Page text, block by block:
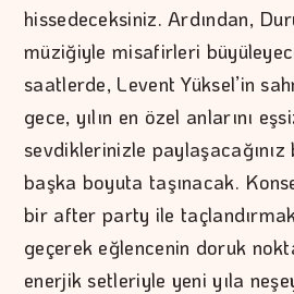
hissedeceksiniz. Ardından,
müziğiyle misafirleri
saatlerde, Levent Yüksel’in
gece, yılın en özel anlarını
sevdiklerinizle
başka boyuta taşınacak.
bir after party ile
geçerek eğlencenin doruk
enerjik setleriyle yeni yıla